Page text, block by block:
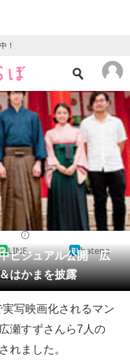
！
ス
育児
ビジュアル公開 広
はかまを披露
LINE hatena
。
写映画化されるマン
瀬すずさんら7人の
れました。